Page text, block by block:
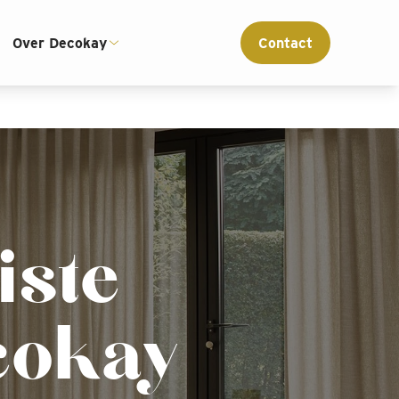
Interieur advies op maat
Over Decokay Contact